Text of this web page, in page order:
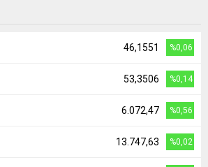
46,1551 %0,06
53,3506 %0,14
6.072,47 %0,56
13.747,63 %0,02